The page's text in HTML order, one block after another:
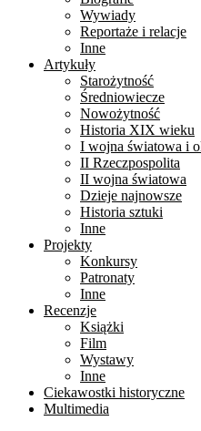
Wywiady
Reportaże i relacje
Inne
Artykuły
Starożytność
Średniowiecze
Nowożytność
Historia XIX wieku
I wojna światowa i
II Rzeczpospolita
II wojna światowa
Dzieje najnowsze
Historia sztuki
Inne
Projekty
Konkursy
Patronaty
Inne
Recenzje
Książki
Film
Wystawy
Inne
Ciekawostki historyczne
Multimedia